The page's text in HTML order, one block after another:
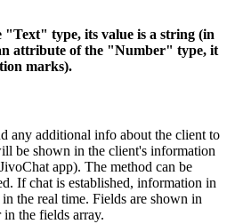
type, its value is a string (in
attribute of the "Number" type, it
marks).
any additional info about the client to
be shown in the client's information
app). The method can be
If chat is established, information in
the real time. Fields are shown in
in the fields array.